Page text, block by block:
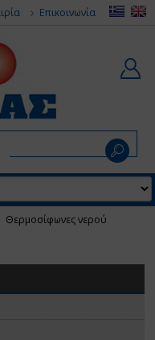
Επικοινωνία
Θερμοσίφωνες νερού